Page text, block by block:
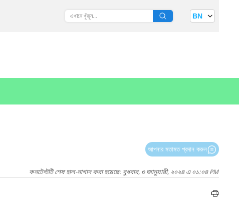
BN
আপনার মতামত প্রদান করুন
কনটেন্টটি শেষ হাল-নাগাদ করা হয়েছে: বুধবার, ৩ জানুয়ারী, ২০২৪ এ ০১:০৪ PM